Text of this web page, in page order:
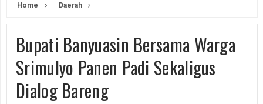
Home Daerah
Bupati Banyuasin Bersama Warga
Srimulyo Panen Padi Sekaligus
Dialog Bareng